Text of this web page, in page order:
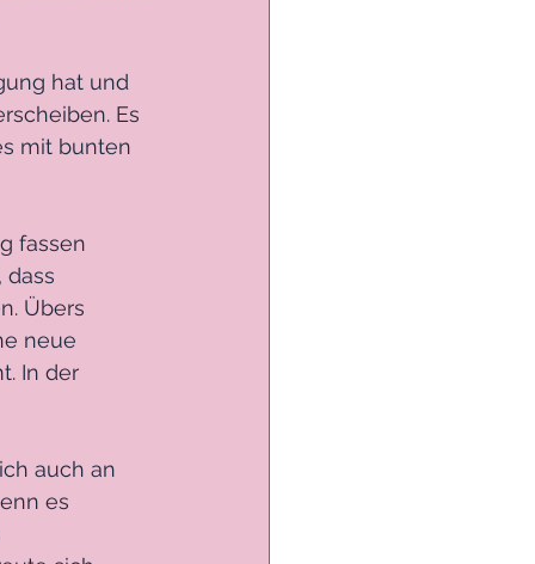
hat und
Es
mit bunten
fassen
dass
Übers
neue
In der
auch an
es